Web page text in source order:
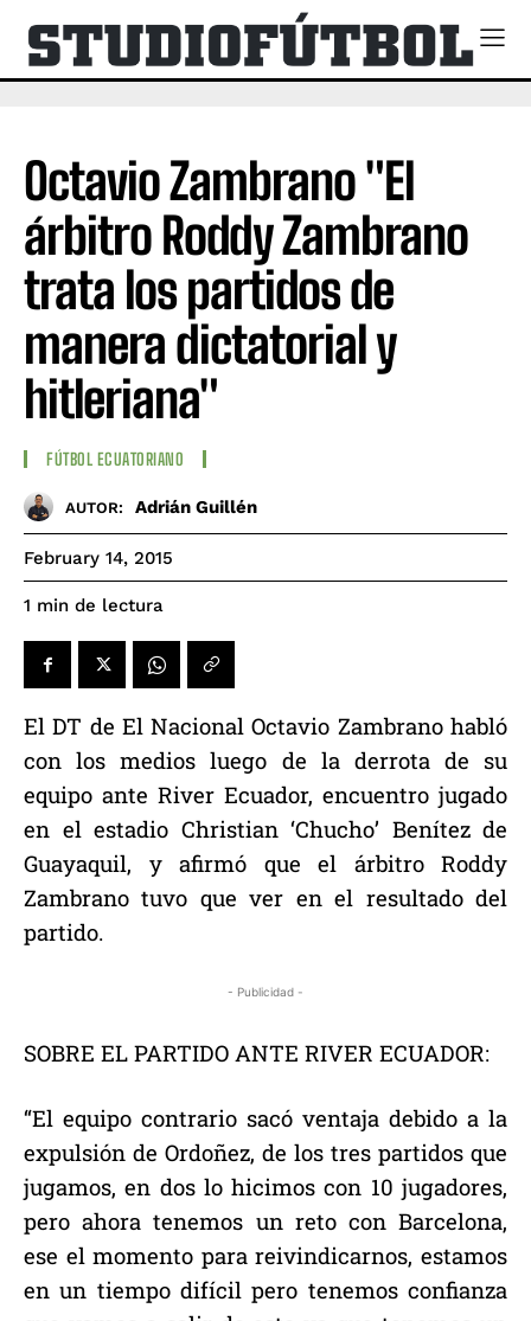
Octavio Zambrano "El
árbitro Roddy Zambrano
trata los partidos de
manera dictatorial y
hitleriana"
FÚTBOL ECUATORIANO
AUTOR: Adrián Guillén
February 14, 2015
1 min de lectura
El DT de El Nacional Octavio Zambrano habló
con los medios luego de la derrota de su
equipo ante River Ecuador, encuentro jugado
en el estadio Christian ‘Chucho’ Benítez de
Guayaquil, y afirmó que el árbitro Roddy
Zambrano tuvo que ver en el resultado del
partido.
- Publicidad -
SOBRE EL PARTIDO ANTE RIVER ECUADOR:
“El equipo contrario sacó ventaja debido a la
expulsión de Ordoñez, de los tres partidos que
jugamos, en dos lo hicimos con 10 jugadores,
pero ahora tenemos un reto con Barcelona,
ese el momento para reivindicarnos, estamos
en un tiempo difícil pero tenemos confianza